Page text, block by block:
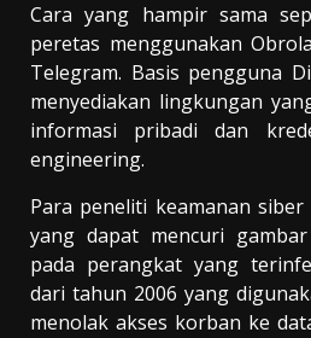
Cara yang hampir sama
peretas menggunakan
Telegram. Basis pengguna
menyediakan lingkungan
informasi pribadi dan
engineering.
Para peneliti keamanan
yang dapat mencuri
pada perangkat yang
dari tahun 2006 yang
menolak akses korban ke